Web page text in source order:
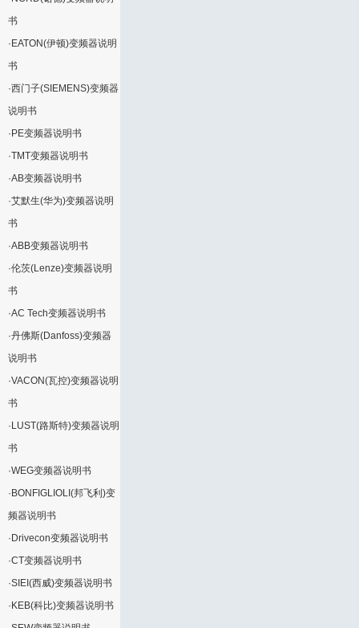
书
· EATON(伊顿)变频器说明
书
·西门子(SIEMENS)变频器
说明书
· PE变频器说明书
·TMT变频器说明书
·AB变频器说明书
·艾默生(华为)变频器说明
书
·ABB变频器说明书
·伦茨(Lenze)变频器说明
书
·AC Tech变频器说明书
·丹佛斯(Danfoss)变频器
说明书
·VACON(瓦控)变频器说明
书
· LUST(路斯特)变频器说明
书
·WEG变频器说明书
· BONFIGLIOLI(邦飞利)变
频器说明书
· Drivecon变频器说明书
·CT变频器说明书
·SIEI(西威)变频器说明书
· KEB(科比)变频器说明书